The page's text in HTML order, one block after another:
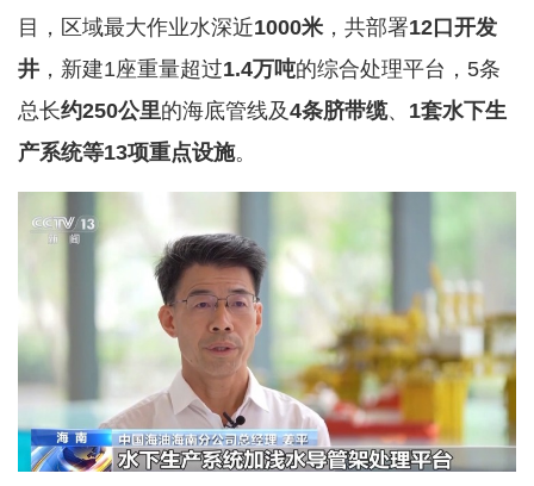
目，区域最大作业水深近1000米，共部署12口开发
井，新建1座重量超过1.4万吨的综合处理平台，5条
总长约250公里的海底管线及4条脐带缆、 1套水下生
产系统等13项重点设施。